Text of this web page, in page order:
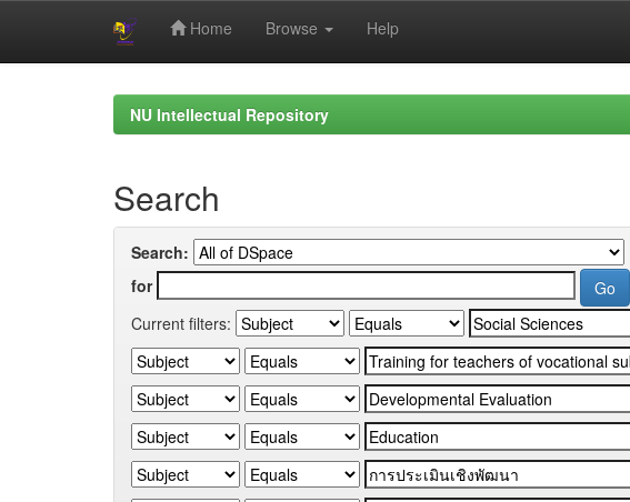
Home Browse Help
NU Intellectual Repository
Search
Search:
for
Current filters: